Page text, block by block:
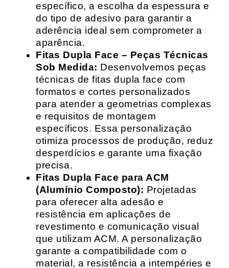
específico, a escolha da espessura e
do tipo de adesivo para garantir a
aderência ideal sem comprometer a
aparência.
Fitas Dupla Face – Peças Técnicas
Sob Medida: Desenvolvemos peças
técnicas de fitas dupla face com
formatos e cortes personalizados
para atender a geometrias complexas
e requisitos de montagem
específicos. Essa personalização
otimiza processos de produção, reduz
desperdícios e garante uma fixação
precisa.
Fitas Dupla Face para ACM
(Alumínio Composto): Projetadas
para oferecer alta adesão e
resistência em aplicações de
revestimento e comunicação visual
que utilizam ACM. A personalização
garante a compatibilidade com o
material, a resistência a intempéries e